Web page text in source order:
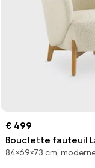
€ 499
Bouclette fauteuil
84×69×73 cm,